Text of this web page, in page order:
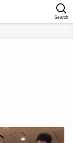
Search